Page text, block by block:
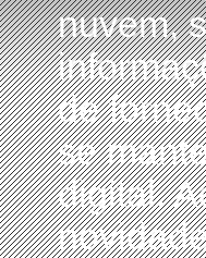
nuvem,
de
se
digital.